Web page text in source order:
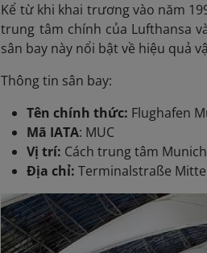
Kể từ khi khai trương vào năm
trung tâm chính của Lufthansa
sân bay này nổi bật về hiệu quả
Thông tin sân bay:
Tên chính thức: Flughafen
Mã IATA: MUC
Vị trí: Cách trung tâm
Địa chỉ:Terminalstraße